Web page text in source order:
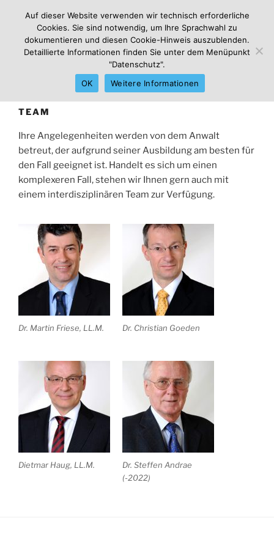
springen
FRIESE GOEDEN
Patentanwälte
Menü
TEAM
Ihre Angelegenheiten werden von dem Anwalt
betreut, der aufgrund seiner Ausbildung am besten für
den Fall geeignet ist. Handelt es sich um einen
komplexeren Fall, stehen wir Ihnen gern auch mit
einem interdisziplinären Team zur Verfügung.
Dr. Martin Friese, LL.M. Dr. Christian Goeden
Dietmar Haug, LL.M.
Dr. Steffen Andrae
(-2022)
Auf dieser Website verwenden wir technisch erforderliche
Cookies. Sie sind notwendig, um Ihre Sprachwahl zu
dokumentieren und diesen Cookie-Hinweis auszublenden.
Detaillierte Informationen finden Sie unter dem Menüpunkt
"Datenschutz".
OK
Weitere Informationen